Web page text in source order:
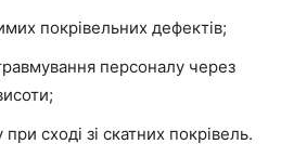
покрівельних дефектів;
персоналу через
сході зі скатних покрівель.